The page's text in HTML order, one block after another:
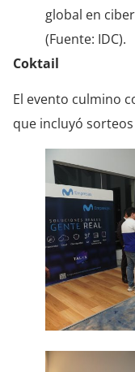
global en
(Fuente: IDC).
Coktail
El evento culmino
que incluyó